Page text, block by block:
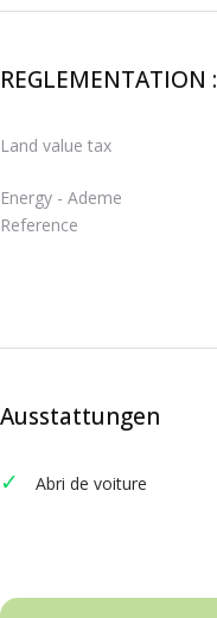
REGLEMENTATION :
Land value tax
Energy - Ademe
Reference
Ausstattungen
Abri de voiture